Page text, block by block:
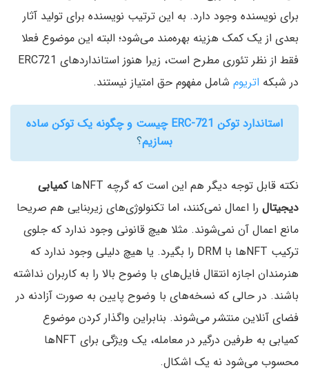
برای نویسنده وجود دارد. به این ترتیب نویسنده برای تولید آثار
بعدی از یک کمک هزینه بهره‌مند می‌شود؛ البته این موضوع فعلا
فقط از نظر تئوری مطرح است، زیرا هنوز استانداردهای ERC721
در شبکه اتریوم شامل مفهوم حق امتیاز نیستند.
استاندارد توکن ERC-721 چیست و چگونه یک توکن ساده
بسازیم؟
نکته قابل توجه دیگر هم این است که گرچه NFTها
کمیابی
دیجیتال را اعمال نمی‌کنند، اما تکنولوژی‌های زیربنایی هم صریحا
مانع اعمال آن نمی‌شوند. مثلا هیچ قانونی وجود ندارد که جلوی
ترکیب NFTها با DRM را بگیرد. یا هیچ دلیلی وجود ندارد که
هنرمندان اجازه انتقال فایل‌های با وضوح بالا را به کاربران نداشته
باشند. در حالی که نسخه‌های با وضوح پایین به صورت آزادنه در
فضای آنلاین منتشر می‌شوند. بنابراین واگذار کردن موضوع
کمیابی به طرفین درگیر در معامله، یک ویژگی برای NFTها
محسوب می‌شود نه یک اشکال.